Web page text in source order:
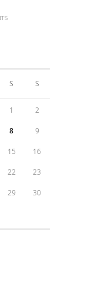
S S
1 2
8 9
15 16
22 23
29 30